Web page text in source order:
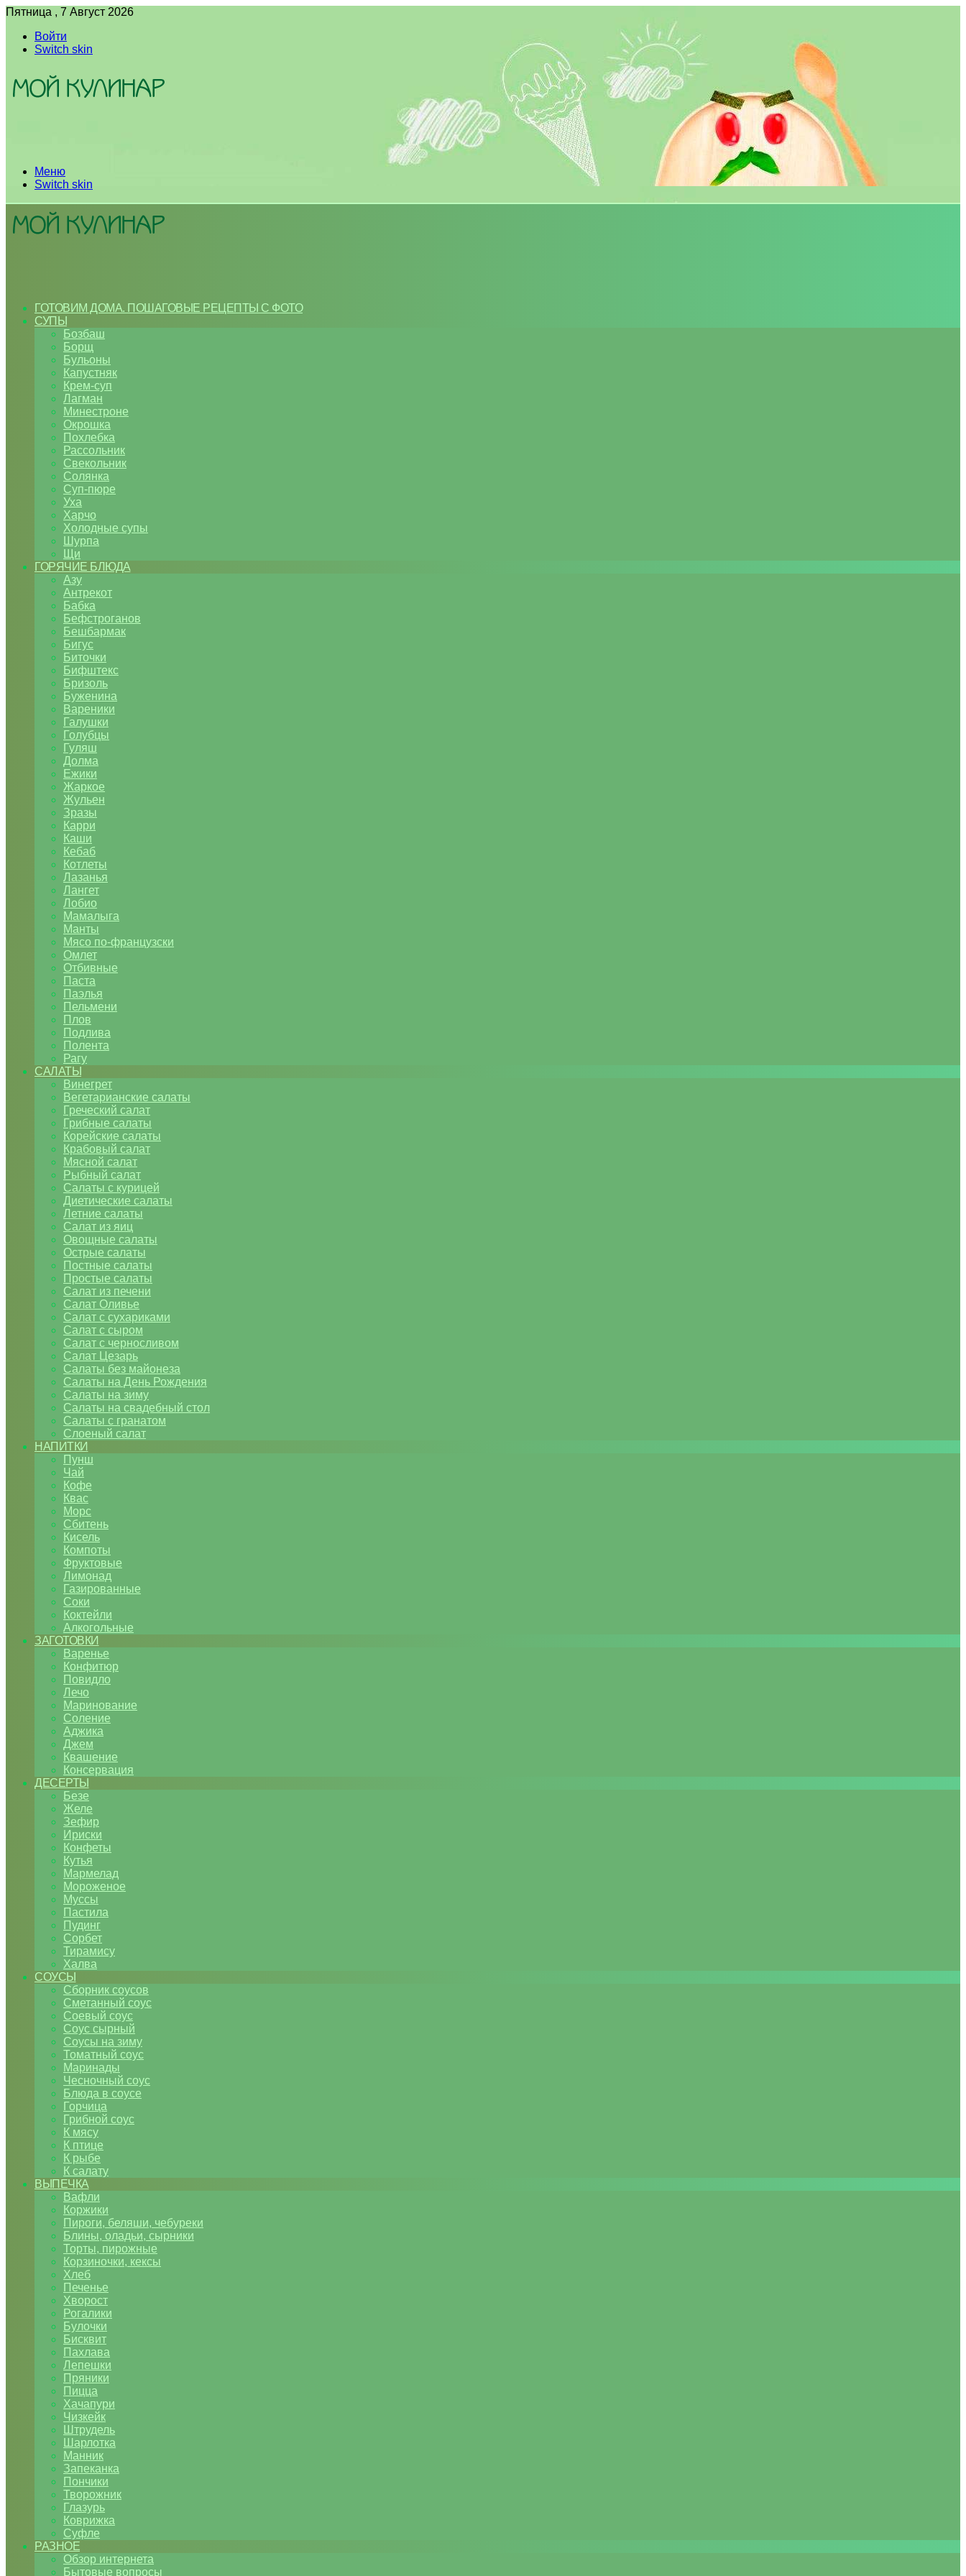
Пятница , 7 Август 2026
Войти
Switch skin
Меню
Switch skin
ГОТОВИМ ДОМА. ПОШАГОВЫЕ РЕЦЕПТЫ С ФОТО
СУПЫ
Бозбаш
Борщ
Бульоны
Капустняк
Крем-суп
Лагман
Минестроне
Окрошка
Похлебка
Рассольник
Свекольник
Солянка
Суп-пюре
Уха
Харчо
Холодные супы
Шурпа
Щи
ГОРЯЧИЕ БЛЮДА
Азу
Антрекот
Бабка
Бефстроганов
Бешбармак
Бигус
Биточки
Бифштекс
Бризоль
Буженина
Вареники
Галушки
Голубцы
Гуляш
Долма
Ежики
Жаркое
Жульен
Зразы
Карри
Каши
Кебаб
Котлеты
Лазанья
Лангет
Лобио
Мамалыга
Манты
Мясо по-французски
Омлет
Отбивные
Паста
Паэлья
Пельмени
Плов
Подлива
Полента
Рагу
САЛАТЫ
Винегрет
Вегетарианские салаты
Греческий салат
Грибные салаты
Корейские салаты
Крабовый салат
Мясной салат
Рыбный салат
Салаты с курицей
Диетические салаты
Летние салаты
Салат из яиц
Овощные салаты
Острые салаты
Постные салаты
Простые салаты
Салат из печени
Салат Оливье
Салат с сухариками
Салат с сыром
Салат с черносливом
Салат Цезарь
Салаты без майонеза
Салаты на День Рождения
Салаты на зиму
Салаты на свадебный стол
Салаты с гранатом
Слоеный салат
НАПИТКИ
Пунш
Чай
Кофе
Квас
Морс
Сбитень
Кисель
Компоты
Фруктовые
Лимонад
Газированные
Соки
Коктейли
Алкогольные
ЗАГОТОВКИ
Варенье
Конфитюр
Повидло
Лечо
Маринование
Соление
Аджика
Джем
Квашение
Консервация
ДЕСЕРТЫ
Безе
Желе
Зефир
Ириски
Конфеты
Кутья
Мармелад
Мороженое
Муссы
Пастила
Пудинг
Сорбет
Тирамису
Халва
СОУСЫ
Сборник соусов
Сметанный соус
Соевый соус
Соус сырный
Соусы на зиму
Томатный соус
Маринады
Чесночный соус
Блюда в соусе
Горчица
Грибной соус
К мясу
К птице
К рыбе
К салату
ВЫПЕЧКА
Вафли
Коржики
Пироги, беляши, чебуреки
Блины, оладьи, сырники
Торты, пирожные
Корзиночки, кексы
Хлеб
Печенье
Хворост
Рогалики
Булочки
Бисквит
Пахлава
Лепешки
Пряники
Пицца
Хачапури
Чизкейк
Штрудель
Шарлотка
Манник
Запеканка
Пончики
Творожник
Глазурь
Коврижка
Суфле
РАЗНОЕ
Обзор интернета
Бытовые вопросы